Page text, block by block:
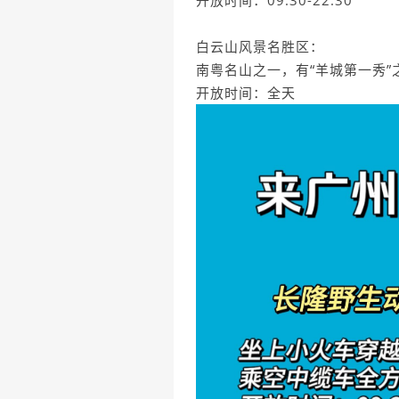
白云山风景名胜区：
南粤名山之一，有“羊城第一秀”
开放时间：全天